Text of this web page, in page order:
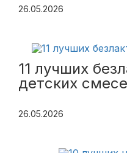
26.05.2026
11 лучших
детских
26.05.2026